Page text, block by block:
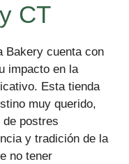
CT
Bakery cuenta con
impacto en la
Esta tienda
muy querido,
de postres
y tradición de la
no tener